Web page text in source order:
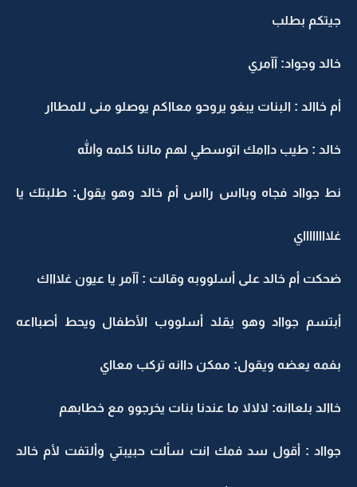
جيتكم بطلب
خالد وجواد: آآمري
أم خاالد : البنات يبغو يروحو معااكم يوصلو منى للمطاار
خالد : طيب داامك اتوسطي لهم مالنا كلمه والله
نط جوااد فجاه وبااس رااس أم خالد وهو يقول: طلبتك يا
غلااااااااي
ضحكت أم خالد على أسلووبه وقالت : آآمر يا عيون غلاااك
أبتسم جوااد وهو يقلد أسلووب الأطفال ويحط أصبااعه
بفمه يعضه ويقول: ممكن داانه تركب معااي
خاالد بلعاانه: لالالا ما عندنا بنات يخرجوو مع خطابهم
جوااد : أقول سد فمك انت سألت حبيبتي وألتفت لأم خالد